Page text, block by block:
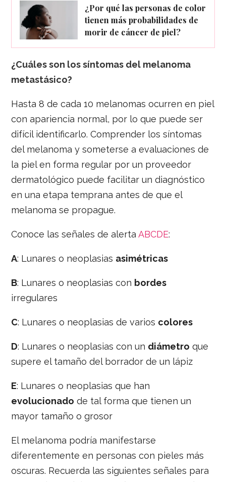
¿Por qué las personas de color
tienen más probabilidades de
morir de cáncer de piel?
¿Cuáles son los síntomas del melanoma
metastásico?
Hasta 8 de cada 10 melanomas ocurren en piel
con apariencia normal, por lo que puede ser
difícil identificarlo. Comprender los síntomas
del melanoma y someterse a evaluaciones de
la piel en forma regular por un proveedor
dermatológico puede facilitar un diagnóstico
en una etapa temprana antes de que el
melanoma se propague.
Conoce las señales de alertaABCDE:
A: Lunares o neoplasias asimétricas
B: Lunares o neoplasias con bordes
irregulares
C: Lunares o neoplasias de varios colores
D: Lunares o neoplasias con un diámetro que
supere el tamaño del borrador de un lápiz
E: Lunares o neoplasias que han
evolucionado de tal forma que tienen un
mayor tamaño o grosor
El melanoma podría manifestarse
diferentemente en personas con pieles más
oscuras. Recuerda las siguientes señales para